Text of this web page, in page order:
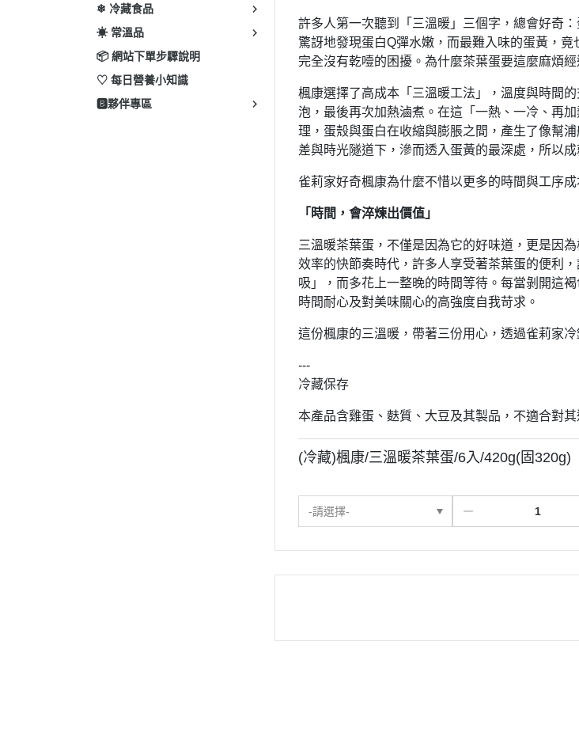
❄ 冷藏食品
☀ 常溫品
📦 網站下單步驟說明
♡ 每日營養小知識
🅱️夥伴專區
許多人第一次聽到「三溫暖」三個字，總會好奇
驚訝地發現蛋白Q彈水嫩，而最難入味的蛋黃，
完全沒有乾噎的困擾。為什麼茶葉蛋要這麼麻煩
楓康選擇了高成本「三溫暖工法」，溫度與時間
泡，最後再次加熱滷煮。在這「一熱、一冷、再
理，蛋殼與蛋白在收縮與膨脹之間，產生了像幫
差與時光隧道下，滲而透入蛋黃的最深處，所以
雀莉家好奇楓康為什麼不惜以更多的時間與工序
「時間，會淬煉出價值」
三溫暖茶葉蛋，不僅是因為它的好味道，更是因
效率的快節奏時代，許多人享受著茶葉蛋的便利
吸」，而多花上一整晚的時間等待。每當剝開這
時間耐心及對美味關心的高強度自我苛求。
這份楓康的三溫暖，帶著三份用心，透過雀莉家冷
---
冷藏保存
本產品含雞蛋、麩質、大豆及其製品，不適合對其
(冷藏)楓康/三溫暖茶葉蛋/6入/420g(固320g)
-請選擇-